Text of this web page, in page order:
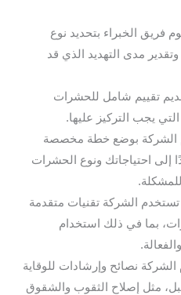
فريق الخبراء بتحديد نوع
مدى التهديد الذي قد
تقييم شامل للحشرات
يجب التركيز عليها.
بوضع خطة مخصصة
إلى احتياجاتك ونوع الحشرات
الشركة تقنيات متقدمة
بما في ذلك استخدام
الشركة نصائح وإرشادات للوقاية
مثل إصلاح الثقوب والشقوق